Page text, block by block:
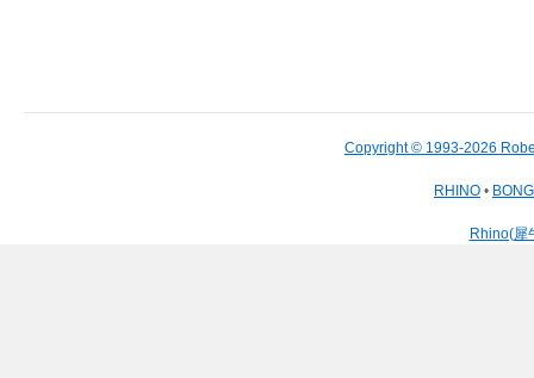
Copyright © 1993-2026
RHINO •
Rhino(犀